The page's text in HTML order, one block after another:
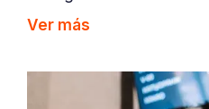
Ver más